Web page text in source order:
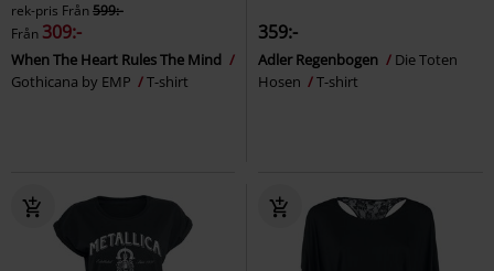
rek-pris Från599:-
Från 309:-
When The Heart Rules The Mind
Gothicana by EMP
T-shirt
359:-
Adler Regenbogen
Die Toten
Hosen
T-shirt